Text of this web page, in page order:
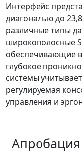
Интерфейс
диагональю до
различные типы
широкополосные
обеспечивающие
глубокое
системы
регулируемая
управления и